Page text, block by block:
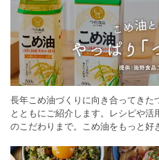
長年こめ油づくりに向き合ってき
とともにご紹介します。レシピや
のこだわりまで。こめ油をもっと